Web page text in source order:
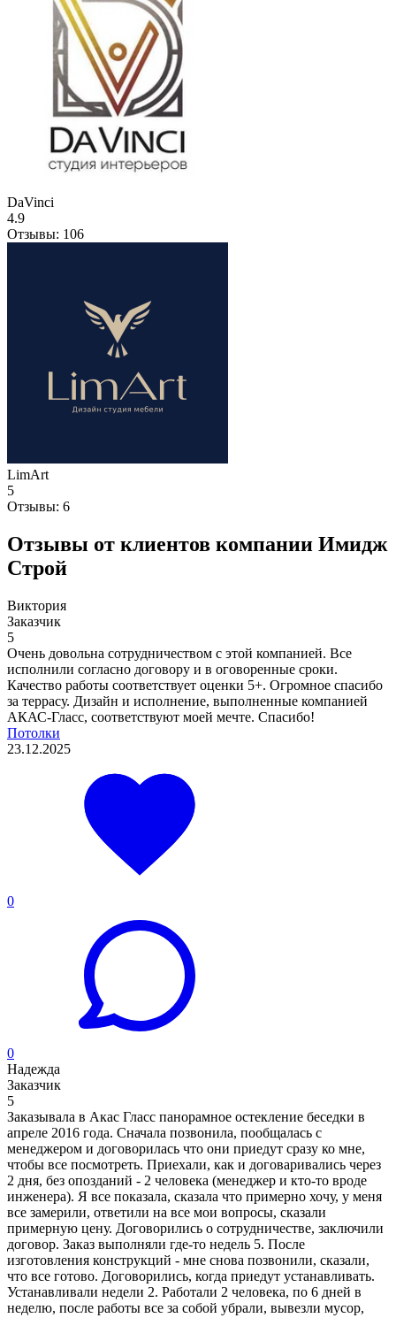
DaVinci
4.9
Отзывы: 106
LimArt
5
Отзывы: 6
Отзывы от клиентов компании Имидж
Строй
Виктория
Заказчик
5
Очень довольна сотрудничеством с этой компанией. Все
исполнили согласно договору и в оговоренные сроки.
Качество работы соответствует оценки 5+. Огромное спасибо
за террасу. Дизайн и исполнение, выполненные компанией
АКАС-Гласс, соответствуют моей мечте. Спасибо!
Потолки
23.12.2025
0
0
Надежда
Заказчик
5
Заказывала в Акас Гласс панорамное остекление беседки в
апреле 2016 года. Сначала позвонила, пообщалась с
менеджером и договорилась что они приедут сразу ко мне,
чтобы все посмотреть. Приехали, как и договаривались через
2 дня, без опозданий - 2 человека (менеджер и кто-то вроде
инженера). Я все показала, сказала что примерно хочу, у меня
все замерили, ответили на все мои вопросы, сказали
примерную цену. Договорились о сотрудничестве, заключили
договор. Заказ выполняли где-то недель 5. После
изготовления конструкций - мне снова позвонили, сказали,
что все готово. Договорились, когда приедут устанавливать.
Устанавливали недели 2. Работали 2 человека, по 6 дней в
неделю, после работы все за собой убрали, вывезли мусор,